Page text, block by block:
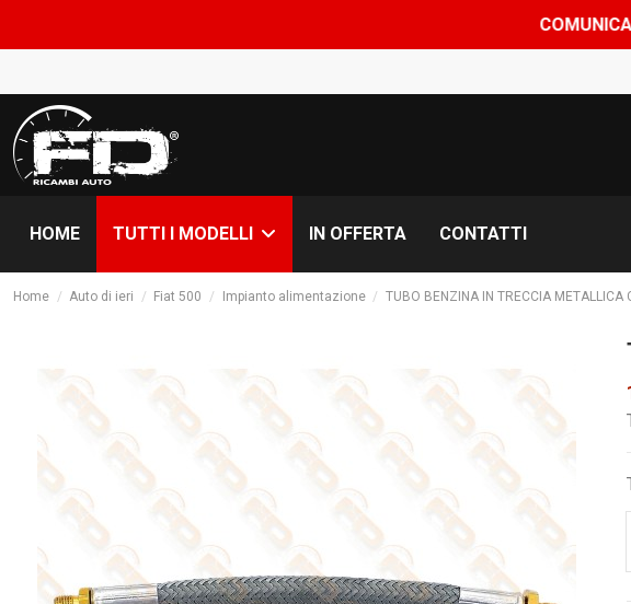
COMUNICAZIONE
HOME TUTTI I MODELLI IN OFFERTA CONTATTI
Home Auto di ieri Fiat 500 Impianto alimentazione TUBO BENZINA IN TRECCIA METALLICA